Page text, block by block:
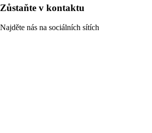
Zůstaňte v kontaktu
Najděte nás na sociálních sítích